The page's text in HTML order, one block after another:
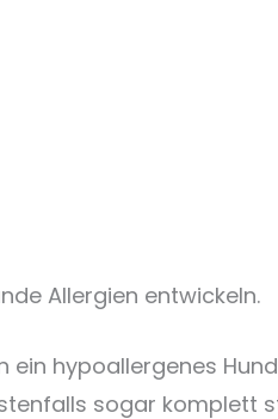
Allergien entwickeln.
ein hypoallergenes
sogar komplett